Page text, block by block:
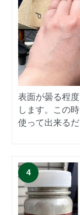
表面が曇る程
します。この
使って出来るだ